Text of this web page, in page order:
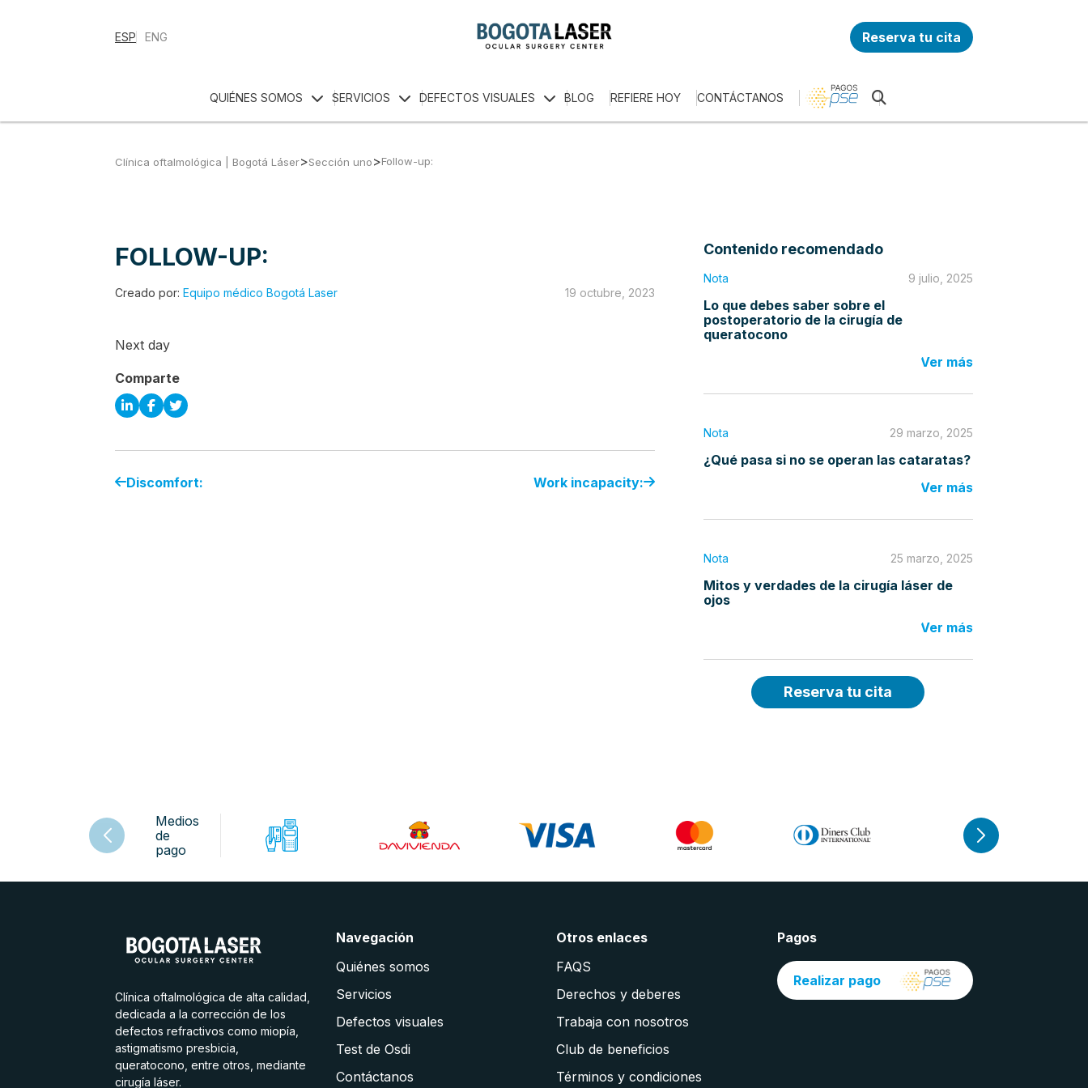
ESP ENG Reserva tu cita
QUIÉNES SOMOS SERVICIOS DEFECTOS VISUALES BLOG REFIERE HOY CONTÁCTANOS
Clínica oftalmológica | Bogotá Láser>Sección uno>Follow-up:
FOLLOW-UP:
Creado por: Equipo médico Bogotá Laser 19 octubre, 2023
Next day
Comparte
Discomfort: Work incapacity:
Contenido recomendado
Nota 9 julio, 2025
Lo que debes saber sobre el
postoperatorio de la cirugía de
queratocono
Ver más
Nota 29 marzo, 2025
¿Qué pasa si no se operan las cataratas?
Ver más
Nota 25 marzo, 2025
Mitos y verdades de la cirugía láser de
ojos
Ver más
Reserva tu cita
Medios
de
pago
Clínica oftalmológica de alta calidad,
dedicada a la corrección de los
defectos refractivos como miopía,
astigmatismo presbicia,
queratocono, entre otros, mediante
cirugía láser.
Navegación
Quiénes somos
Servicios
Defectos visuales
Test de Osdi
Contáctanos
Otros enlaces
FAQS
Derechos y deberes
Trabaja con nosotros
Club de beneficios
Términos y condiciones
Pagos
Realizar pago